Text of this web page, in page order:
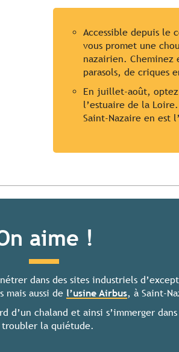
Accessible depuis le
vous promet une
nazairien. Cheminez
parasols, de criques
En juillet-août,
l’estuaire de la
Saint-Nazaire en est
aime !
dans des sites industriels
mais aussi de l’usine Airbus, à Saint-
d’un chaland et ainsi s’immerger
troubler la quiétude.